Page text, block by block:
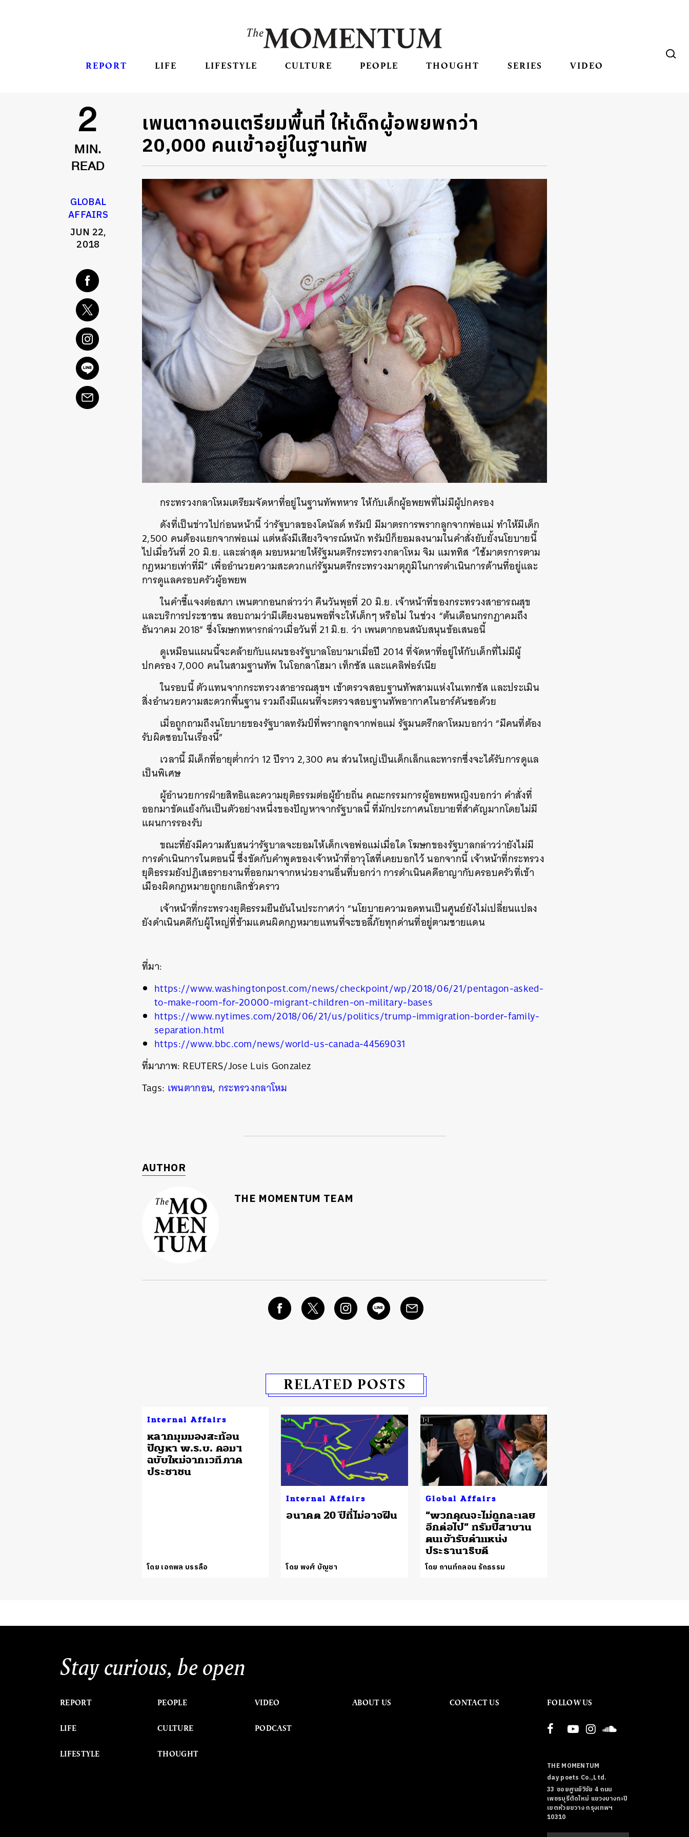
REPORT LIFE LIFESTYLE CULTURE PEOPLE THOUGHT SERIES VIDEO
2
MIN.
READ
GLOBAL
AFFAIRS
JUN 22,
2018
เพนตากอนเตรียมพื้นที่ ให้เด็กผู้อพยพกว่า
20,000 คนเข้าอยู่ในฐานทัพ
กระทรวงกลาโหมเตรียมจัดหาที่อยู่ในฐานทัพทหาร ให้กับเด็กผู้อพยพที่ไม่มีผู้ปกครอง
ดังที่เป็นข่าวไปก่อนหน้านี้ ว่ารัฐบาลของโดนัลด์ ทรัมป์ มีมาตรการพรากลูกจากพ่อแม่ ทำให้มีเด็ก
2,500 คนต้องแยกจากพ่อแม่ แต่หลังมีเสียงวิจารณ์หนัก ทรัมป์ก็ยอมลงนามในคำสั่งยับยั้งนโยบายนี้
ไปเมื่อวันที่ 20 มิ.ย. และล่าสุด มอบหมายให้รัฐมนตรีกระทรวงกลาโหม จิม แมททิส “ใช้มาตรการตาม
กฎหมายเท่าที่มี” เพื่ออำนวยความสะดวกแก่รัฐมนตรีกระทรวงมาตุภูมิในการดำเนินการด้านที่อยู่และ
การดูแลครอบครัวผู้อพยพ
ในคำชี้แจงต่อสภา เพนตากอนกล่าวว่า คืนวันพุธที่ 20 มิ.ย. เจ้าหน้าที่ของกระทรวงสาธารณสุข
และบริการประชาชน สอบถามว่ามีเตียงนอนพอที่จะให้เด็กๆ หรือไม่ ในช่วง “ต้นเดือนกรกฏาคมถึง
ธันวาคม 2018” ซึ่งโฆษกทหารกล่าวเมื่อวันที่ 21 มิ.ย. ว่า เพนตากอนสนับสนุนข้อเสนอนี้
ดูเหมือนแผนนี้จะคล้ายกับแผนของรัฐบาลโอบามาเมื่อปี 2014 ที่จัดหาที่อยู่ให้กับเด็กที่ไม่มีผู้
ปกครอง 7,000 คนในสามฐานทัพ ในโอกลาโฮมา เท็กซัส และแคลิฟอร์เนีย
ในรอบนี้ ตัวแทนจากกระทรวงสาธารณสุขฯ เข้าตรวจสอบฐานทัพสามแห่งในเทกซัส และประเมิน
สิ่งอำนวยความสะดวกพื้นฐาน รวมถึงมีแผนที่จะตรวจสอบฐานทัพอากาศในอาร์คันซอด้วย
เมื่อถูกถามถึงนโยบายของรัฐบาลทรัมป์ที่พรากลูกจากพ่อแม่ รัฐมนตรีกลาโหมบอกว่า “มีคนที่ต้อง
รับผิดชอบในเรื่องนี้”
เวลานี้ มีเด็กที่อายุต่ำกว่า 12 ปีราว 2,300 คน ส่วนใหญ่เป็นเด็กเล็กและทารกซึ่งจะได้รับการดูแล
เป็นพิเศษ
ผู้อำนวยการฝ่ายสิทธิและความยุติธรรมต่อผู้ย้ายถิ่น คณะกรรมการผู้อพยพหญิงบอกว่า คำสั่งที่
ออกมาขัดแย้งกันเป็นตัวอย่างหนึ่งของปัญหาจากรัฐบาลนี้ ที่มักประกาศนโยบายที่สำคัญมากโดยไม่มี
แผนการรองรับ
ขณะที่ยังมีความสับสนว่ารัฐบาลจะยอมให้เด็กเจอพ่อแม่เมื่อใด โฆษกของรัฐบาลกล่าวว่ายังไม่มี
การดำเนินการในตอนนี้ ซึ่งขัดกับคำพูดของเจ้าหน้าที่อาวุโสที่เคยบอกไว้ นอกจากนี้ เจ้าหน้าที่กระทรวง
ยุติธรรมยังปฏิเสธรายงานที่ออกมาจากหน่วยงานอื่นที่บอกว่า การดำเนินคดีอาญากับครอบครัวที่เข้า
เมืองผิดกฎหมายถูกยกเลิกชั่วคราว
เจ้าหน้าที่กระทรวงยุติธรรมยืนยันในประกาศว่า “นโยบายความอดทนเป็นศูนย์ยังไม่เปลี่ยนแปลง
ยังดำเนินคดีกับผู้ใหญ่ที่ข้ามแดนผิดกฎหมายแทนที่จะขอลี้ภัยทุกด่านที่อยู่ตามชายแดน
ที่มา:
https://www.washingtonpost.com/news/checkpoint/wp/2018/06/21/pentagon-asked-
to-make-room-for-20000-migrant-children-on-military-bases
https://www.nytimes.com/2018/06/21/us/politics/trump-immigration-border-family-
separation.html
https://www.bbc.com/news/world-us-canada-44569031
ที่มาภาพ: REUTERS/Jose Luis Gonzalez
Tags: เพนตากอน, กระทรวงกลาโหม
AUTHOR
THE MOMENTUM TEAM
RELATED POSTS
Internal Affairs
หลากมุมมองสะท้อน
ปัญหา พ.ร.บ. คอมฯ
ฉบับใหม่จากเวทีภาค
ประชาชน
โดย เอกพล บรรลือ
Internal Affairs
อนาคต 20 ปีที่ไม่อาจฝืน
โดย พงศ์ บัญชา
Global Affairs
“พวกคุณจะไม่ถูกละเลย
อีกต่อไป” ทรัมป์สาบาน
ตนเข้ารับตำแหน่ง
ประธานาธิบดี
โดย กานท์กลอน รักธรรม
Stay curious, be open
REPORT
LIFE
LIFESTYLE
PEOPLE
CULTURE
THOUGHT
VIDEO
PODCAST
ABOUT US CONTACT US FOLLOW US
THE MOMENTUM
day poets Co.,Ltd.
33 ซอยศูนย์วิจัย 4 ถนน
เพชรบุรีตัดใหม่ แขวงบางกะปิ
เขตห้วยขวาง กรุงเทพฯ
10310